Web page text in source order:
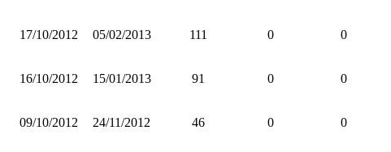
17/10/2012 05/02/2013 111 0 0
16/10/2012 15/01/2013 91 0 0
09/10/2012 24/11/2012 46 0 0